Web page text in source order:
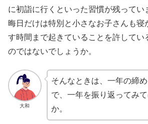
に初詣に行くといった習慣が残ってい
晦日だけは特別と小さなお子さんも寝
す時間まで起きていることを許してい
のではないでしょうか。
大和
そんなときは、一年の締
で、一年を振り返ってみ
か。